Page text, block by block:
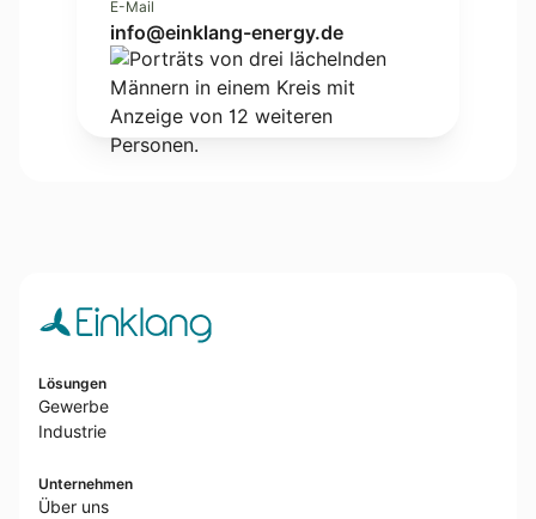
E-Mail
info@einklang-energy.de
Lösungen
Gewerbe
Industrie
Unternehmen
Über uns